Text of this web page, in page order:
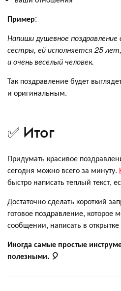
Пример:
Напиши душевное
сестры, ей исполняется 25
и очень веселый человек.
Так поздравление будет
и оригинальным.
✅ Итог
Придумать красивое
сегодня можно всего за минуту.
быстро написать теплый текст,
Достаточно сделать короткий
готовое поздравление, которое
сообщении, написать в
Иногда самые простые
полезными. 🎈